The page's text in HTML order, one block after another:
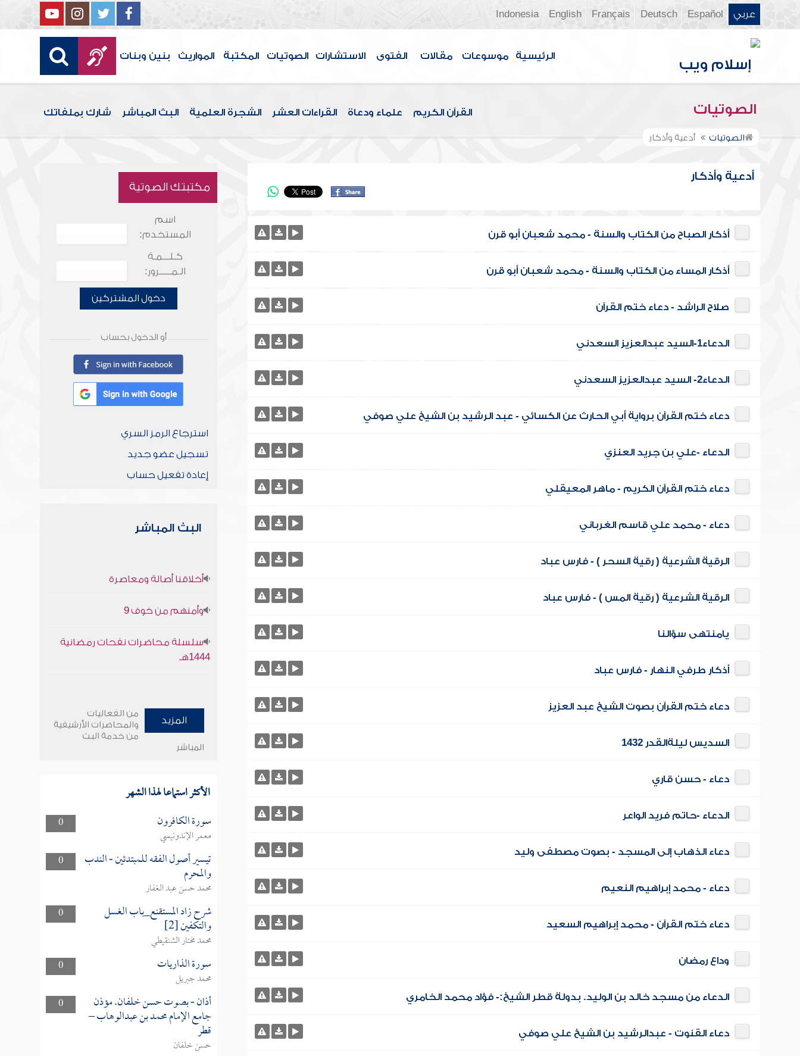
عربي Español
Deutsch
Français
English
Indonesia
الرئيسية موسوعات مقالات الفتوى الاستشارات الصوتيات المكتبة المواريث بنين وبنات
الصوتيات القرآن الكريم علماء ودعاة القراءات العشر الشجرة العلمية البث المباشر شارك بملفاتك
الصوتيات أدعية وأذكار
أدعية وأذكار
أذكار الصباح من الكتاب والسنة - محمد شعبان أبو قرن
أذكار المساء من الكتاب والسنة - محمد شعبان أبو قرن
صلاح الراشد - دعاء ختم القرآن
الدعاء1-السيد عبدالعزيز السعدني
الدعاء2- السيد عبدالعزيز السعدني
دعاء ختم القرآن برواية أبي الحارث عن الكسائي - عبد الرشيد بن الشيخ علي صوفي
الدعاء -علي بن جريد العنزي
دعاء ختم القرآن الكريم - ماهر المعيقلي
دعاء - محمد علي قاسم الغرباني
الرقية الشرعية ( رقية السحر ) - فارس عباد
الرقية الشرعية ( رقية المس ) - فارس عباد
يامنتهى سؤالنا
أذكار طرفي النهار - فارس عباد
دعاء ختم القرآن بصوت الشيخ عبد العزيز
السديس ليلةالقدر 1432
دعاء - حسن قاري
الدعاء -حاتم فريد الواعر
دعاء الذهاب إلى المسجد - بصوت مصطفى وليد
دعاء - محمد إبراهيم النعيم
دعاء ختم القرآن - محمد إبراهيم السعيد
وداع رمضان
الدعاء من مسجد خالد بن الوليد. بدولة قطر الشيخ:- فؤاد محمد الخامري
دعاء القنوت - عبدالرشيد بن الشيخ علي صوفي
مكتبتك الصوتية
اسم
المستخدم:
كـلـــمـة
الـمـــــرور:
دخول المشتركين
أو الدخول بحساب
استرجاع الرمز السري
تسجيل عضو جديد
إعادة تفعيل حساب
البث المباشر
أخلاقنا أصالة ومعاصرة
وأمنهم من خوف 9
سلسلة محاضرات نفحات رمضانية
1444هـ
المزيد
من الفعاليات
والمحاضرات الأرشيفية
من خدمة البث
المباشر
الأكثر استماعا لهذا الشهر
0 سورة الكافرون
معمر الإندونيسي
0
تيسير أصول الفقه للمبتدئين - الندب
والمحرم
محمد حسن عبد الغفار
0
شرح زاد المستقنع_باب الغسل
والتكفين [2]
محمد مختار الشنقيطي
0
سورة الذاريات
محمد جبريل
0
أذان - بصوت حسن خلفان. مؤذن
جامع الإمام محمد بن عبدالوهاب –
قطر
حسن خلفان